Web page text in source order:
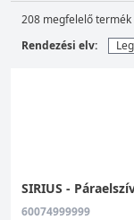
megoldások
külső
valamint
süllyedő
ügyfelekkel
lehetővé
valósítsunk
208 megfelelő termék
Rendezési elv:
SIRIUS -
60074999999